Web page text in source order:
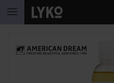
HOPPA TILL INNEHÅLLET